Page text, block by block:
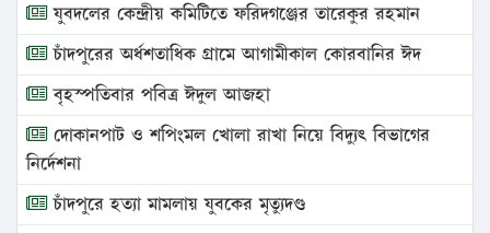
যুবদলের কেন্দ্রীয় কমিটিতে ফরিদগঞ্জের তারেকুর রহমান
চাঁদপুরের অর্ধশতাধিক গ্রামে আগামীকাল কোরবানির ঈদ
বৃহস্পতিবার পবিত্র ঈদুল আজহা
দোকানপাট ও শপিংমল খোলা রাখা নিয়ে বিদ্যুৎ বিভাগের
নির্দেশনা
চাঁদপুরে হত্যা মামলায় যুবকের মৃত্যুদণ্ড